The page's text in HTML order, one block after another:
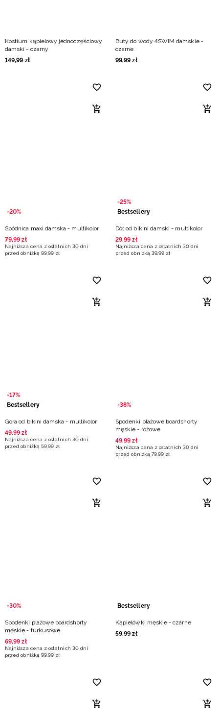
Kostium kąpielowy jednoczęściowy
damski - czarny
149,99 zł
Buty do wody 4SWIM damskie -
czarne
99,99 zł
-20%
Spódnica maxi damska - multikolor
79,99 zł
Najniższa cena z ostatnich 30 dni
przed obniżką 99,99 zł
-25%
Bestsellery
Dół od bikini damski - multikolor
29,99 zł
Najniższa cena z ostatnich 30 dni
przed obniżką 39,99 zł
-17%
Bestsellery
Góra od bikini damska - multikolor
49,99 zł
Najniższa cena z ostatnich 30 dni
przed obniżką 59,99 zł
-38%
Spodenki plażowe boardshorty
męskie - różowe
49,99 zł
Najniższa cena z ostatnich 30 dni
przed obniżką 79,99 zł
-30%
Spodenki plażowe boardshorty
męskie - turkusowe
69,99 zł
Najniższa cena z ostatnich 30 dni
przed obniżką 99,99 zł
Bestsellery
Kąpielówki męskie - czarne
59,99 zł